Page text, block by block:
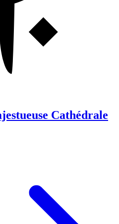
Cathédrale